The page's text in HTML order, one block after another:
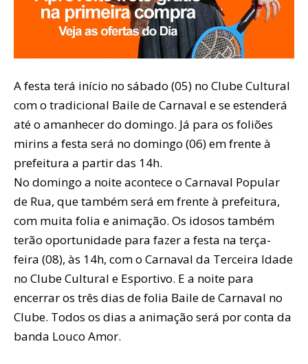
A festa terá início no sábado (05) no Clube Cultural
com o tradicional Baile de Carnaval e se estenderá
até o amanhecer do domingo. Já para os foliões
mirins a festa será no domingo (06) em frente à
prefeitura a partir das 14h.
No domingo a noite acontece o Carnaval Popular
de Rua, que também será em frente à prefeitura,
com muita folia e animação. Os idosos também
terão oportunidade para fazer a festa na terça-
feira (08), às 14h, com o Carnaval da Terceira Idade
no Clube Cultural e Esportivo. E a noite para
encerrar os três dias de folia Baile de Carnaval no
Clube. Todos os dias a animação será por conta da
banda Louco Amor.